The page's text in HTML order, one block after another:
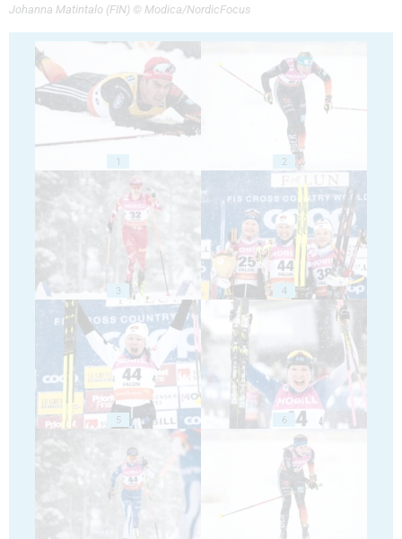
Johanna Matintalo (FIN) © Modica/NordicFocus
1 2
3 4
5 6